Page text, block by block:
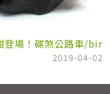
登場！碟煞公路車/bir
2019-04-02